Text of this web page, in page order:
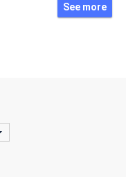
See more